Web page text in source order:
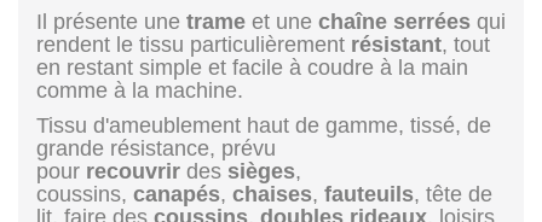
Il présente une trame et une chaîne serrées qui
rendent le tissu particulièrement résistant, tout
en restant simple et facile à coudre à la main
comme à la machine.
Tissu d'ameublement haut de gamme, tissé, de
grande résistance, prévu
pour recouvrir des sièges,
coussins, canapés, chaises, fauteuils, tête de
lit, faire des coussins, doubles rideaux, loisirs